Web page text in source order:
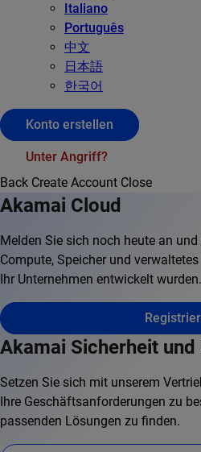
Italiano
Português
中文
日本語
한국어
Konto erstellen
Unter Angriff?
Back Create Account Close
Akamai Cloud
Melden Sie sich noch heute an
Compute, Speicher und
Ihr Unternehmen entwickelt wurden.
Akamai Sicherheit
Setzen Sie sich mit unserem
Ihre Geschäftsanforderungen zu
passenden Lösungen zu finden.